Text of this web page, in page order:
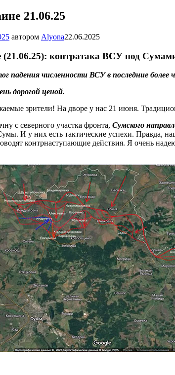
21.06.25
автором Alyona22.06.2025
контратака ВСУ под
падения численности ВСУ в последние
дорогой ценой.
зрители! На дворе у нас 21 июня.
с северного участка фронта, Сумского
И у них есть тактические успехи. Правда,
контрнаступающие действия. Я очень